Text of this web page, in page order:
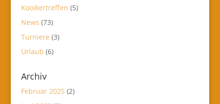
Kooikertreffen (5)
News (73)
Turniere (3)
Urlaub (6)
Archiv
Februar 2025 (2)